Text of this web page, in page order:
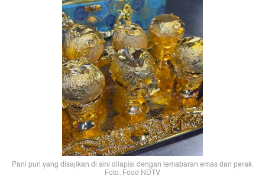
Pani puri yang disajikan di sini dilapisi dengan lemabaran emas dan perak.
Foto: Food NDTV